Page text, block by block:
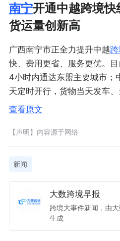
南宁开通中越跨境
货运量创新高
广西南宁市正全力提升中越
快、费用更省、服务更优。
4小时内通达东盟主要城市；
天定时开行，货物当天发车、
查看原文
【声明】内容源于网络
新闻
大数跨境早报
跨境大事件新闻，由
生成